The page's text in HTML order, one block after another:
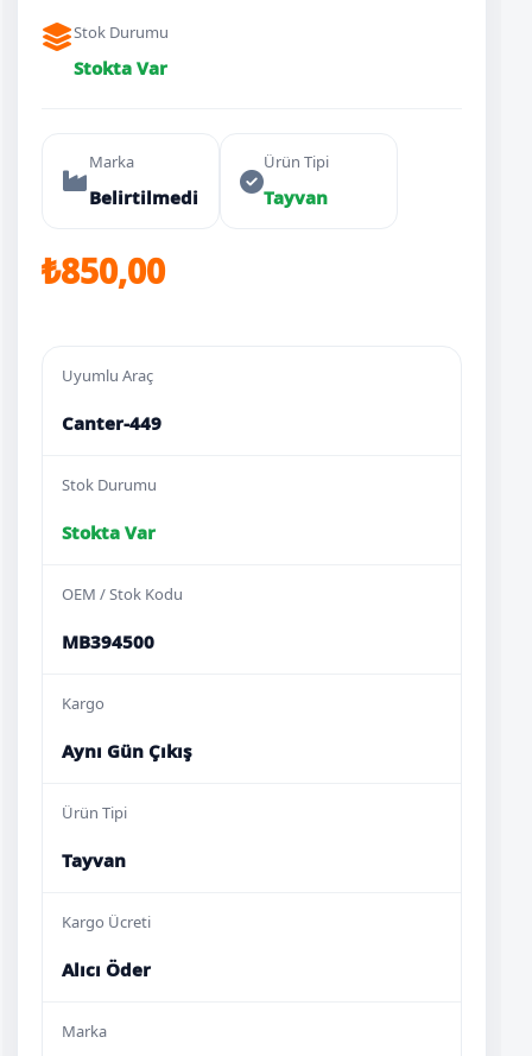
Stok Durumu
Stokta Var
Marka
Belirtilmedi
Ürün Tipi
Tayvan
₺850,00
Uyumlu Araç
Canter-449
Stok Durumu
Stokta Var
OEM / Stok Kodu
MB394500
Kargo
Aynı Gün Çıkış
Ürün Tipi
Tayvan
Kargo Ücreti
Alıcı Öder
Marka